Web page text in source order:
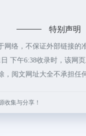
特别声明
网络，不保证外部链接
下午6:38收录时，该网
阅文网址大全不承担任
收集与分享！